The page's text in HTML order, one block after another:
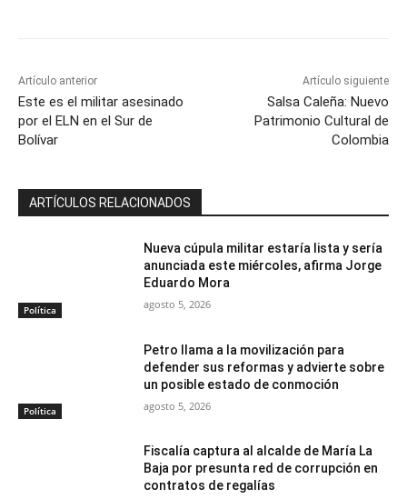
Artículo anterior
Este es el militar asesinado
por el ELN en el Sur de
Bolívar
Artículo siguiente
Salsa Caleña: Nuevo
Patrimonio Cultural de
Colombia
ARTÍCULOS RELACIONADOS
Política
Nueva cúpula militar estaría lista y sería
anunciada este miércoles, afirma Jorge
Eduardo Mora
agosto 5, 2026
Política
Petro llama a la movilización para
defender sus reformas y advierte sobre
un posible estado de conmoción
agosto 5, 2026
Fiscalía captura al alcalde de María La
Baja por presunta red de corrupción en
contratos de regalías